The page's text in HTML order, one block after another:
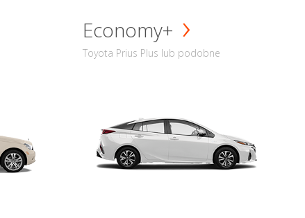
Economy+
Toyota Prius Plus lub podobne